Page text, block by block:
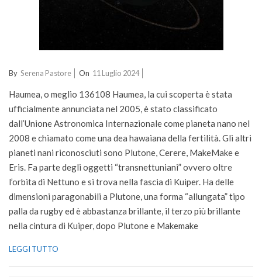
2024-
11
By Serena Pastore On 11 Luglio 2024
Haumea, o meglio 136108 Haumea, la cui scoperta è stata
ufficialmente annunciata nel 2005, è stato classificato
dall’Unione Astronomica Internazionale come pianeta nano nel
2008 e chiamato come una dea hawaiana della fertilità. Gli altri
pianeti nani riconosciuti sono Plutone, Cerere, MakeMake e
Eris. Fa parte degli oggetti “transnettuniani” ovvero oltre
l’orbita di Nettuno e si trova nella fascia di Kuiper. Ha delle
dimensioni paragonabili a Plutone, una forma “allungata” tipo
palla da rugby ed è abbastanza brillante, il terzo più brillante
nella cintura di Kuiper, dopo Plutone e Makemake
LEGGI TUTTO